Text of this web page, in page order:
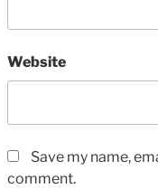
Website
Save my name,
comment.